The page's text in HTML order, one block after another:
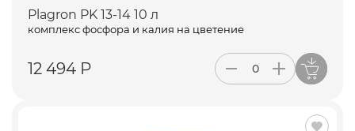
Plagron PK 13-14 10 л
комплекс фосфора и калия на цветение
12 494 Р